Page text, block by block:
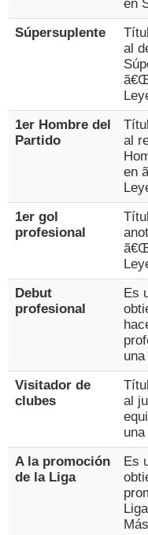
en
Súpersuplente
al
1er Hombre del
Partido
al
en
1er gol
profesional
Debut
profesional
Es
Visitador de
clubes
al
una
A la promoción
de la Liga
Es